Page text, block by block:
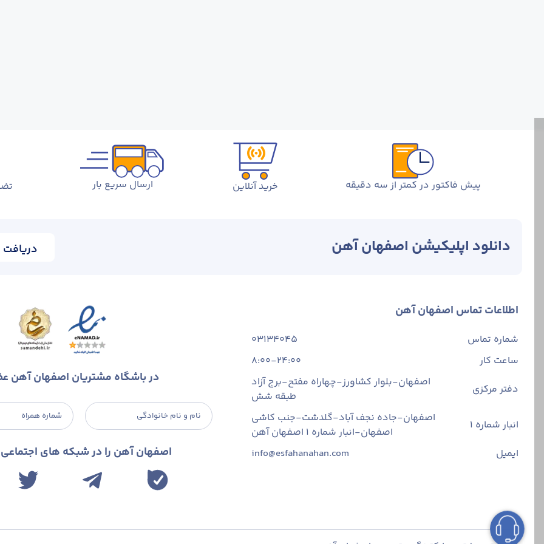
پیش فاکتور در کمتر از سه دقیقه خرید آنلاین ارسال سریع بار
دانلود اپلیکیشن اصفهان آهن دریافت
اطلاعات تماس اصفهان آهن
شماره تماس
03134045
ساعت کار
8:00-24:00
دفتر مرکزی
اصفهان-بلوار کشاورز-چهاراه مفتح-برج آزاد
طبقه شش
انبار شماره 1
اصفهان-جاده نجف آباد-گلدشت-جنب کاشی
اصفهان-انبار شماره ۱ اصفهان آهن
ایمیل
info@esfahanahan.com
در باشگاه مشتریان اصفهان آهن
نام و نام خانوادگی شماره همراه
اصفهان آهن را در شبکه های اجتماعی